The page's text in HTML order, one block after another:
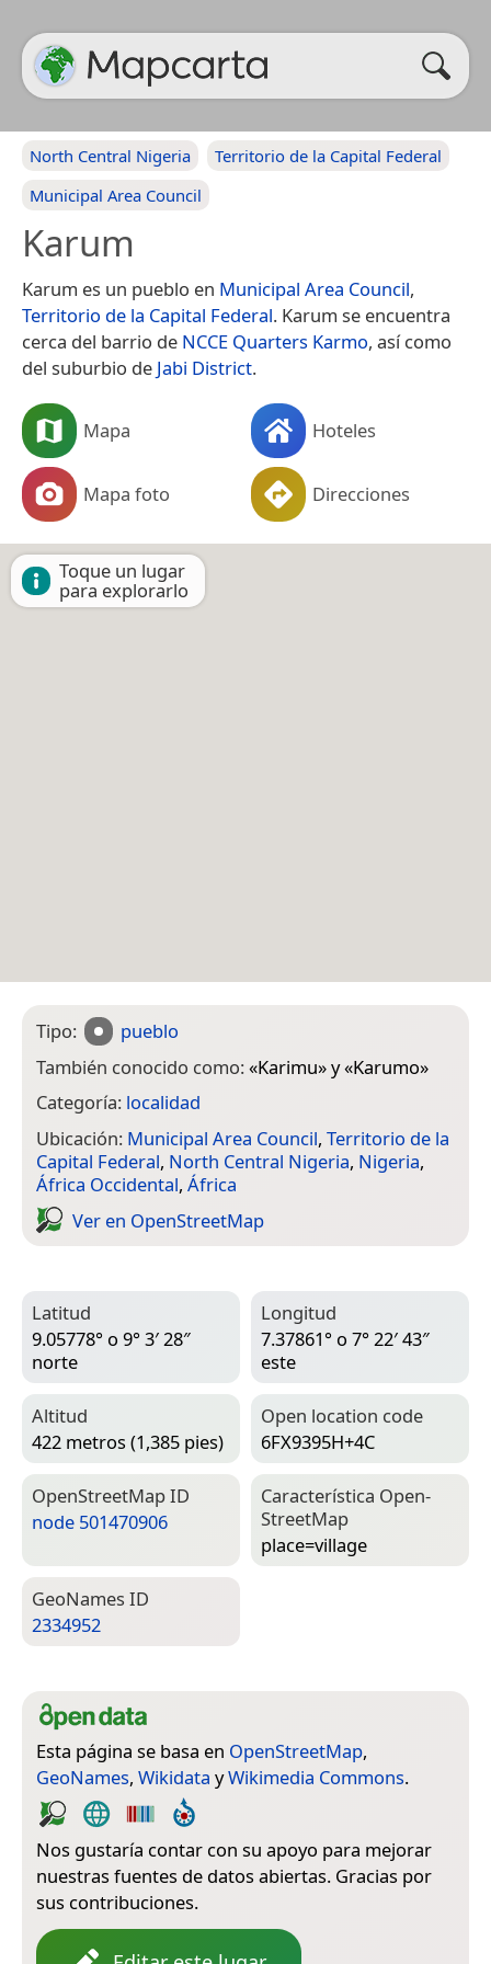
North Central Nigeria
Territorio de la Capital Federal
Municipal Area Council
Karum
Karum es un pueblo en Municipal Area Council,
Territorio de la Capital Federal. Karum se encuentra
cerca del barrio de NCCE Quarters Karmo, así como
del suburbio de Jabi District.
Mapa Hoteles
Mapa foto Direcciones
Toque un lugar
para explorarlo
Tipo:
pueblo
También conocido como:«Karimu» y «Karumo»
Categoría: localidad
Ubicación: Municipal Area Council, Territorio de la
Capital Federal, North Central Nigeria, Nigeria,
África Occidental, África
Ver en Open­Street­Map
Latitud
9.05778° o 9° 3′ 28″
norte
Longitud
7.37861° o 7° 22′ 43″
este
Altitud
422 metros (1,385 pies)
Open location code
6FX9395H+4C
Open­Street­Map ID
node 501470906
Característica Open­
Street­Map
place=­village
Geo­Names ID
2334952
Esta página se basa en OpenStreetMap,
GeoNames, Wikidata yWikimedia Commons.
Nos gustaría contar con su apoyo para mejorar
nuestras fuentes de datos abiertas. Gracias por
sus contribuciones.